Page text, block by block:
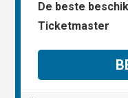
De beste
Ticketmaster